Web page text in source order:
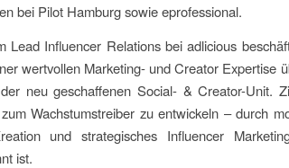
bei Pilot Hamburg sowie eprofessional.
Lead Influencer Relations bei adlicious
wertvollen Marketing- und Creator Expertise
neu geschaffenen Social- & Creator-Unit.
Wachstumstreiber zu entwickeln – durch
und strategisches Influencer
ist.